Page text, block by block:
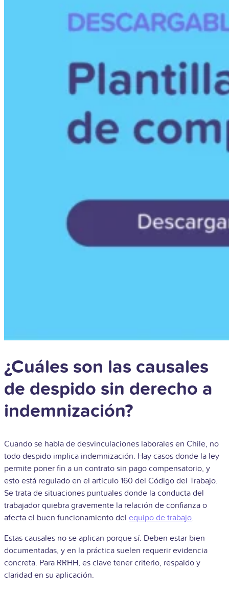
¿Cuáles son las causales
de despido sin derecho a
indemnización?
Cuando se habla de desvinculaciones laborales en Chile, no
todo despido implica indemnización. Hay casos donde la ley
permite poner fin a un contrato sin pago compensatorio, y
esto está regulado en el artículo 160 del Código del Trabajo.
Se trata de situaciones puntuales donde la conducta del
trabajador quiebra gravemente la relación de confianza o
afecta el buen funcionamiento del equipo de trabajo.
Estas causales no se aplican porque sí. Deben estar bien
documentadas, y en la práctica suelen requerir evidencia
concreta. Para RRHH, es clave tener criterio, respaldo y
claridad en su aplicación.